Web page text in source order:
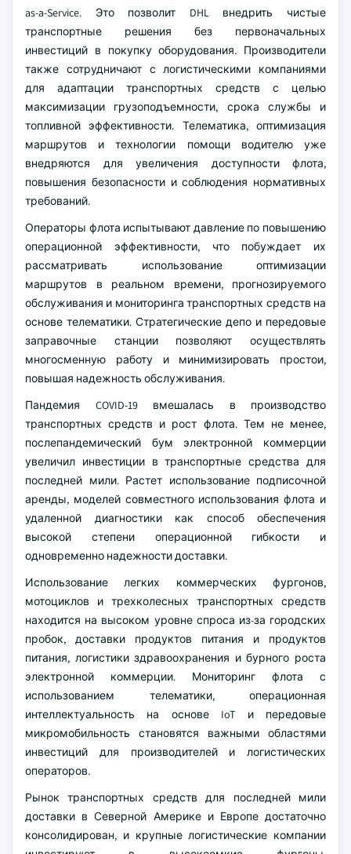
as-a-Service. Это позволит DHL внедрить чистые
транспортные решения без первоначальных
инвестиций в покупку оборудования. Производители
также сотрудничают с логистическими компаниями
для адаптации транспортных средств с целью
максимизации грузоподъемности, срока службы и
топливной эффективности. Телематика, оптимизация
маршрутов и технологии помощи водителю уже
внедряются для увеличения доступности флота,
повышения безопасности и соблюдения нормативных
требований.
Операторы флота испытывают давление по повышению
операционной эффективности, что побуждает их
рассматривать использование оптимизации
маршрутов в реальном времени, прогнозируемого
обслуживания и мониторинга транспортных средств на
основе телематики. Стратегические депо и передовые
заправочные станции позволяют осуществлять
многосменную работу и минимизировать простои,
повышая надежность обслуживания.
Пандемия COVID-19 вмешалась в производство
транспортных средств и рост флота. Тем не менее,
послепандемический бум электронной коммерции
увеличил инвестиции в транспортные средства для
последней мили. Растет использование подписочной
аренды, моделей совместного использования флота и
удаленной диагностики как способ обеспечения
высокой степени операционной гибкости и
одновременно надежности доставки.
Использование легких коммерческих фургонов,
мотоциклов и трехколесных транспортных средств
находится на высоком уровне спроса из-за городских
пробок, доставки продуктов питания и продуктов
питания, логистики здравоохранения и бурного роста
электронной коммерции. Мониторинг флота с
использованием телематики, операционная
интеллектуальность на основе IoT и передовые
микромобильность становятся важными областями
инвестиций для производителей и логистических
операторов.
Рынок транспортных средств для последней мили
доставки в Северной Америке и Европе достаточно
консолидирован, и крупные логистические компании